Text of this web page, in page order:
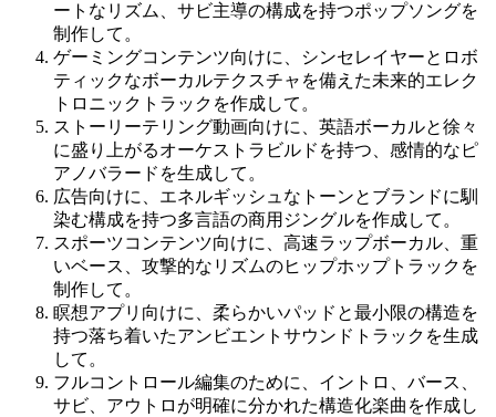
ートなリズム、サビ主導の構成を持つポップソングを
制作して。
ゲーミングコンテンツ向けに、シンセレイヤーとロボ
ティックなボーカルテクスチャを備えた未来的エレク
トロニックトラックを作成して。
ストーリーテリング動画向けに、英語ボーカルと徐々
に盛り上がるオーケストラビルドを持つ、感情的なピ
アノバラードを生成して。
広告向けに、エネルギッシュなトーンとブランドに馴
染む構成を持つ多言語の商用ジングルを作成して。
スポーツコンテンツ向けに、高速ラップボーカル、重
いベース、攻撃的なリズムのヒップホップトラックを
制作して。
瞑想アプリ向けに、柔らかいパッドと最小限の構造を
持つ落ち着いたアンビエントサウンドトラックを生成
して。
フルコントロール編集のために、イントロ、バース、
サビ、アウトロが明確に分かれた構造化楽曲を作成し